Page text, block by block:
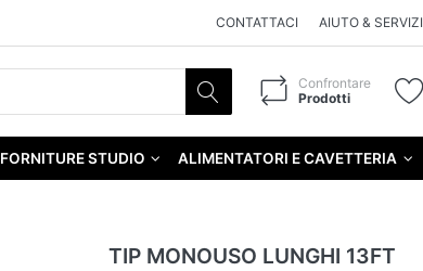
CONTATTACI AIUTO & SERVIZI
Confrontare
Prodotti
FORNITURE STUDIO ALIMENTATORI E CAVETTERIA
TIP MONOUSO LUNGHI 13FT